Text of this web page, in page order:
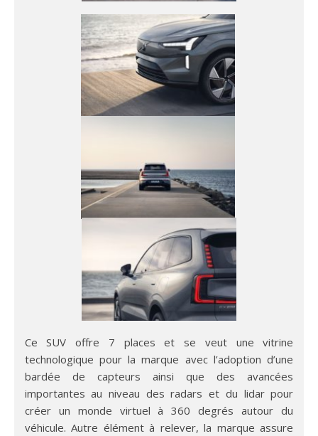
Ce SUV offre 7 places et se veut une vitrine
technologique pour la marque avec l’adoption d’une
bardée de capteurs ainsi que des avancées
importantes au niveau des radars et du lidar pour
créer un monde virtuel à 360 degrés autour du
véhicule. Autre élément à relever, la marque assure